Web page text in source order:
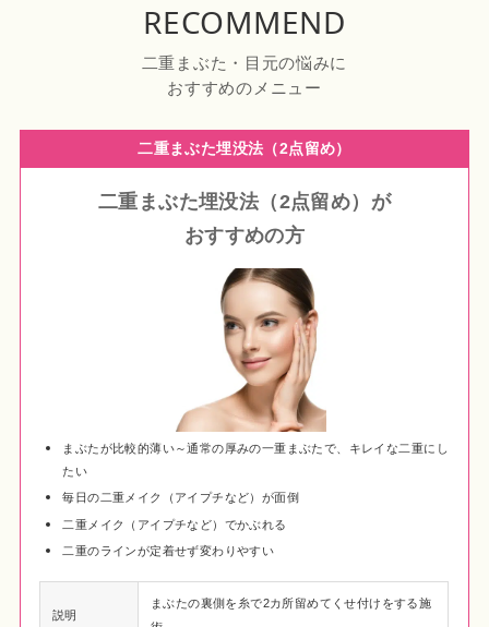
RECOMMEND
二重まぶた・目元の悩みに
おすすめのメニュー
二重まぶた埋没法（2点留め）
二重まぶた埋没法（2点留め） が
おすすめの方
まぶたが比較的薄い～通常の厚みの一重まぶたで、キレイな二重にし
たい
毎日の二重メイク（アイプチなど）が面倒
二重メイク（アイプチなど）でかぶれる
二重のラインが定着せず変わりやすい
説明
まぶたの裏側を糸で2カ所留めてくせ付けをする施